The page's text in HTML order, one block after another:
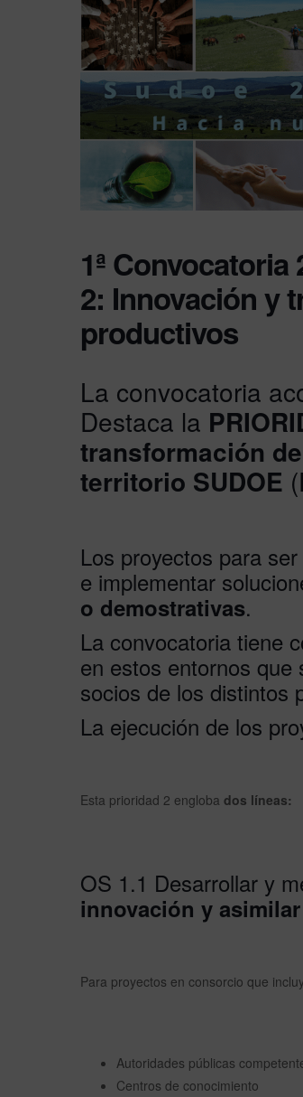
1ª
2: Innovación y
productivos
La convocatoria
Destaca la
transformación
territorio SUDOE
Los proyectos para
e implementar
o demostrativas.
La convocatoria tiene
en estos entornos que
socios de los distintos
La ejecución de los
Esta prioridad 2 engloba dos líneas:
OS 1.1 Desarrollar y
innovación y
Para proyectos en consorcio que
Autoridades públicas
Centros de conocimiento